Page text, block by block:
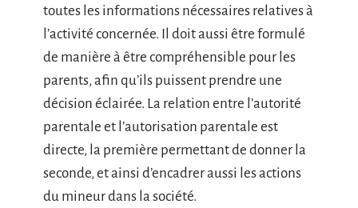
toutes les informations nécessaires relatives à
l’activité concernée. Il doit aussi être formulé
de manière à être compréhensible pour les
parents, afin qu’ils puissent prendre une
décision éclairée. La relation entre l’autorité
parentale et l’autorisation parentale est
directe, la première permettant de donner la
seconde, et ainsi d’encadrer aussi les actions
du mineur dans la société.